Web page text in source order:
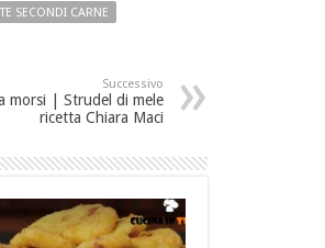
SECONDI CARNE
Successivo
a morsi | Strudel di mele
ricetta Chiara Maci